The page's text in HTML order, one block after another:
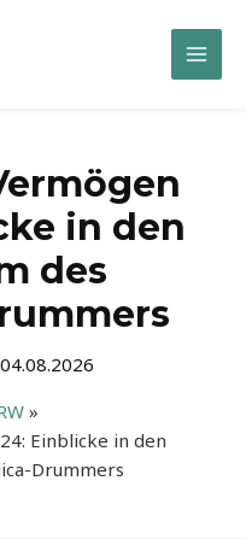
Main
in den
des
04.08.2026
Einblicke in den
Drummers